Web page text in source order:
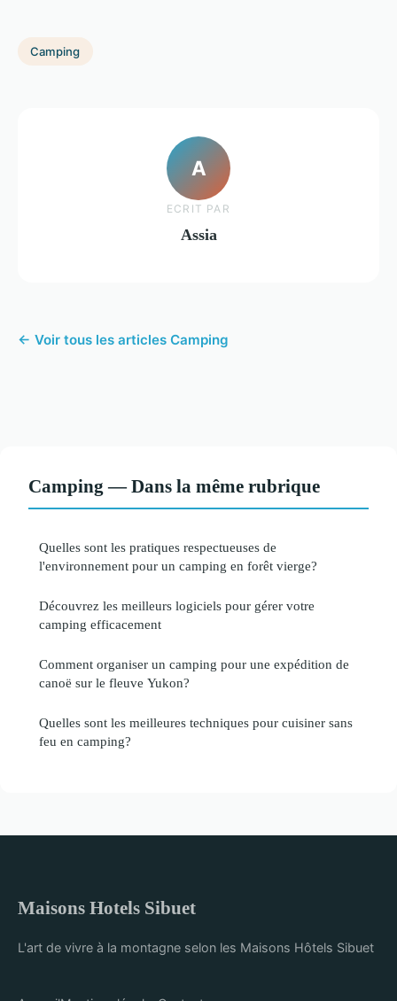
Camping
A
ECRIT PAR
Assia
← Voir tous les articles Camping
Camping — Dans la même rubrique
Quelles sont les pratiques respectueuses de
l'environnement pour un camping en forêt vierge?
Découvrez les meilleurs logiciels pour gérer votre
camping efficacement
Comment organiser un camping pour une expédition de
canoë sur le fleuve Yukon?
Quelles sont les meilleures techniques pour cuisiner sans
feu en camping?
Maisons Hotels Sibuet
L'art de vivre à la montagne selon les Maisons Hôtels Sibuet